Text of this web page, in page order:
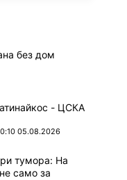
без дом
- ЦСКА
05.08.2026
тумора: На
само за